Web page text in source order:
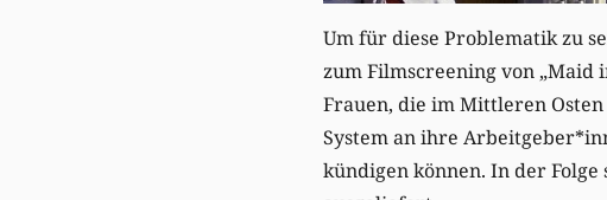
Um für diese Problematik zu
zum Filmscreening von „Maid
Frauen, die im Mittleren
System an ihre
kündigen können. In der